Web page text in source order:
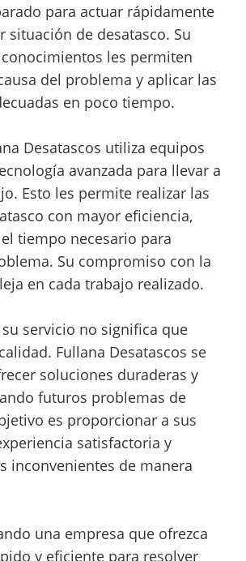
para actuar rápidamente
situación de desatasco. Su
les permiten
del problema y aplicar las
en poco tiempo.
Desatascos utiliza equipos
avanzada para llevar a
Esto les permite realizar las
con mayor eficiencia,
tiempo necesario para
Su compromiso con la
en cada trabajo realizado.
servicio no significa que
Fullana Desatascos se
soluciones duraderas y
futuros problemas de
es proporcionar a sus
satisfactoria y
inconvenientes de manera
una empresa que ofrezca
y eficiente para resolver